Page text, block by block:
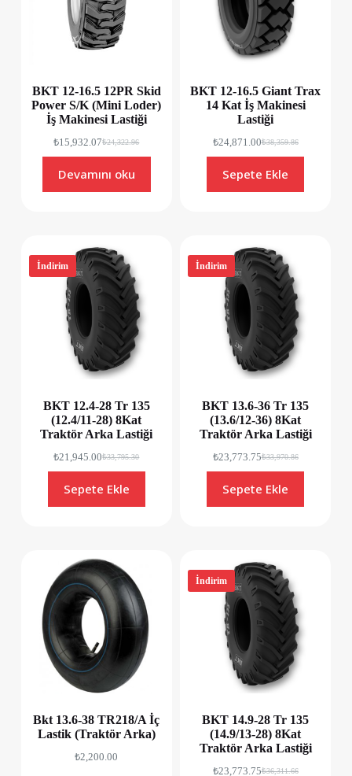
BKT 12-16.5 12PR Skid
Power S/K (Mini Loder)
İş Makinesi Lastiği
₺24,322.96
₺15,932.07
Devamını oku
BKT 12-16.5 Giant Trax
14 Kat İş Makinesi
Lastiği
₺38,359.86
₺24,871.00
Sepete Ekle
İndirim
BKT 12.4-28 Tr 135
(12.4/11-28) 8Kat
Traktör Arka Lastiği
₺33,795.30
₺21,945.00
Sepete Ekle
İndirim
BKT 13.6-36 Tr 135
(13.6/12-36) 8Kat
Traktör Arka Lastiği
₺33,970.86
₺23,773.75
Sepete Ekle
Bkt 13.6-38 TR218/A İç
Lastik (Traktör Arka)
₺2,200.00
İndirim
BKT 14.9-28 Tr 135
(14.9/13-28) 8Kat
Traktör Arka Lastiği
₺36,311.66
₺23,773.75